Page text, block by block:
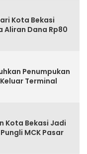
Kota Bekasi
Aliran Dana Rp80
Penumpukan
Terminal
Kota Bekasi Jadi
MCK Pasar